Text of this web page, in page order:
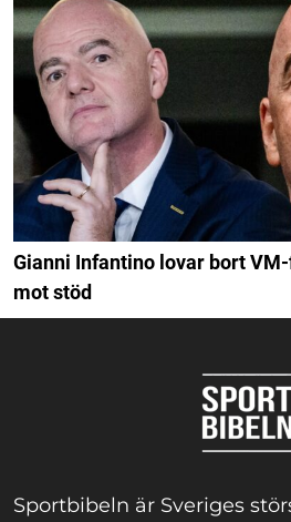
Gianni Infantino lovar bort
mot stöd
Sportbibeln är Sveriges